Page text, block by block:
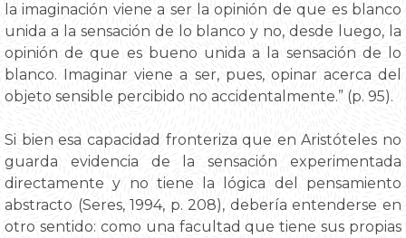
la imaginación viene a ser la opinión de que es blanco
unida a la sensación de lo blanco y no, desde luego, la
opinión de que es bueno unida a la sensación de lo
blanco. Imaginar viene a ser, pues, opinar acerca del
objeto sensible percibido no accidentalmente.” (p. 95).
Si bien esa capacidad fronteriza que en Aristóteles no
guarda evidencia de la sensación experimentada
directamente y no tiene la lógica del pensamiento
abstracto (Seres, 1994, p. 208), debería entenderse en
otro sentido: como una facultad que tiene sus propias